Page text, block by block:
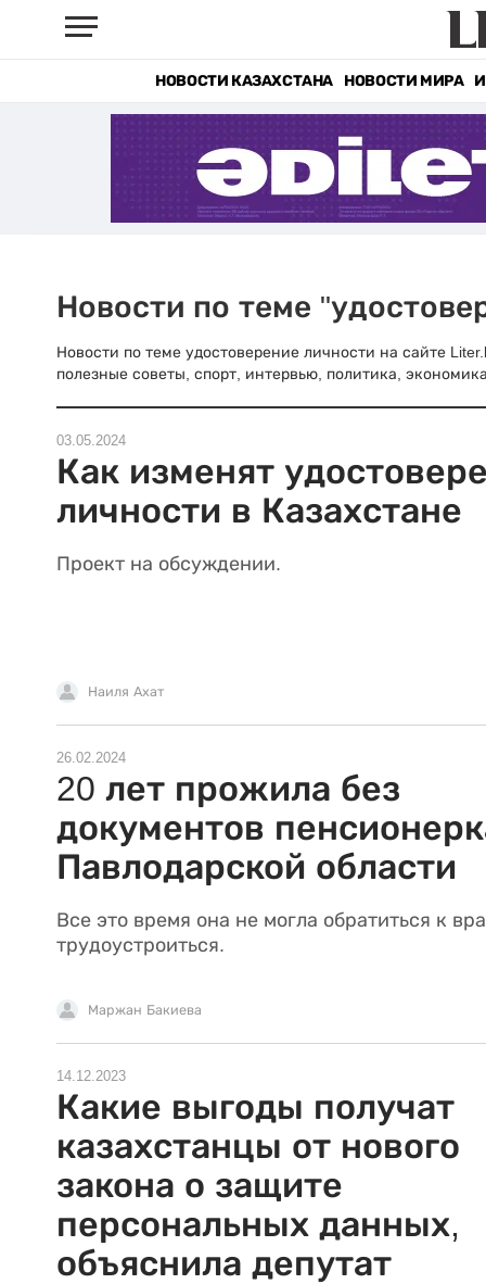
НОВОСТИ КАЗАХСТАНА НОВОСТИ МИРА
Новости по теме
Новости по теме удостоверение личности на сайте
полезные советы, спорт, интервью, политика,
03.05.2024
Как изменят
личности в Казахстане
Проект на обсуждении.
Наиля Ахат
26.02.2024
20 лет прожила без
документов
Павлодарской области
Все это время она не могла обратиться к
трудоустроиться.
Маржан Бакиева
14.12.2023
Какие выгоды получат
казахстанцы от нового
закона о защите
персональных данных,
объяснила депутат